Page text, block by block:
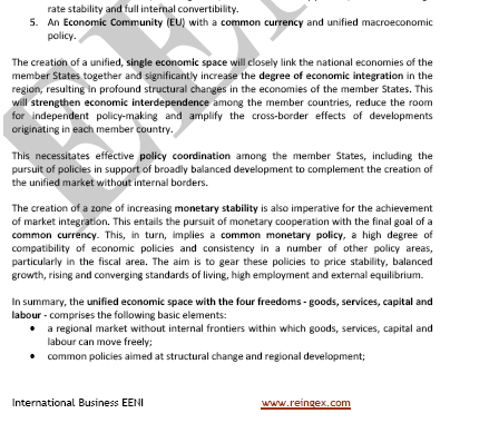
Asosiasi Negara-negara Pesisir Samudra Hindia
(IORA)
Islamdi wilayah Afrika Timur
Bisnis di Komoro
Bisnis di Djibouti
Bisnis di Mesir
Bisnis di Eritrea
Bisnis di Etiopia
Bisnis di Kenya
Bisnis di Malawi